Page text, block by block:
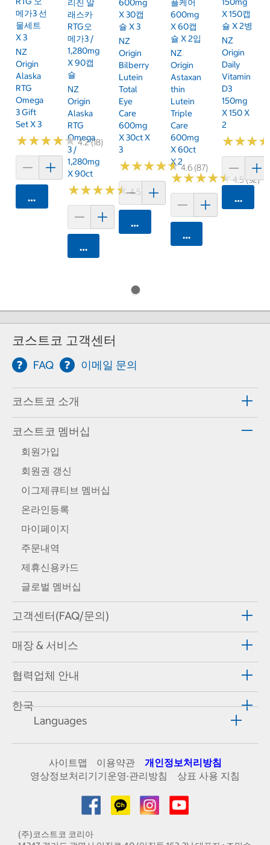
메가3 선
물세트
X 3
NZ
Origin
Alaska
RTG
Omega
3 Gift
Set X 3
★★★★★
★★★★★4.2 (18)
카트에 담기
리진 알
래스카
RTG오
메가3 /
1,280mg
X 90캡
슐
NZ
Origin
Alaska
RTG
Omega
3 /
1,280mg
X 90ct
★★★★★
★★★★★4.5 (485)
카트에 담기
600mg
X 30캡
슐 X 3
NZ
Origin
Bilberry
Lutein
Total
Eye
Care
600mg
X 30ct X
3
★★★★★
★★★★★4.6 (87)
카트에 담기
플케어
600mg
X 60캡
슐 X 2입
NZ
Origin
Astaxan
Thin
Lutein
Triple
Care
600mg
X 60ct
X 2
★★★★★
★★★★★4.5 (92)
카트에 담기
X 150캡
슐 X 2병
NZ
Origin
Daily
Vitamin
D3
150mg
X 150 X
2
★★★
★★★
카트에
코스트코 고객센터
FAQ 이메일 문의
코스트코 소개
코스트코 멤버십
회원가입
회원권 갱신
이그제큐티브 멤버십
온라인등록
마이페이지
주문내역
제휴신용카드
글로벌 멤버십
고객센터(FAQ/문의)
매장 & 서비스
협력업체 안내
한국
Languages
사이트맵 이용약관
개인정보처리방침
영상정보처리기기운영·관리방침
상표 사용 지침
(주)코스트코 코리아